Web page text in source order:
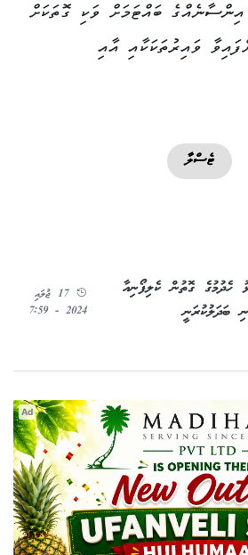
ބައްޓަމަށް ވަކި ގޮތަކަށް
ވައިރުތަކަކާއި އާއި
ޓެސްލާ
ހެދުމުގެ ގޮތުން ކެލިފޯނިއާ
ބަދަލުކުރަނީ
17 ޖުލައި
2024 - 7:59
Ad